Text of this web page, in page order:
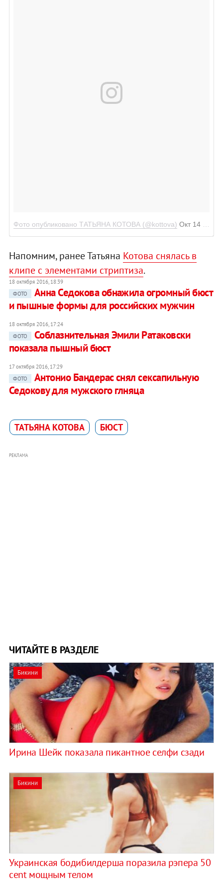
Фото опубликовано ТАТЬЯНА КОТОВА (@kottova) Окт 14 2016 в 1:41 PDT
Напомним, ранее Татьяна Котова снялась в
клипе с элементами стриптиза.
18 октября 2016, 18:39
ФОТО
Анна Седокова обнажила огромный бюст
и пышные формы для российских мужчин
18 октября 2016, 17:24
ФОТО
Соблазнительная Эмили Ратаковски
показала пышный бюст
17 октября 2016, 17:29
ФОТО
Антонио Бандерас снял сексапильную
Седокову для мужского глняца
ТАТЬЯНА КОТОВА БЮСТ
РЕКЛАМА
ЧИТАЙТЕ В РАЗДЕЛЕ
Бикини
Ирина Шейк показала пикантное селфи сзади
Бикини
Украинская бодибилдерша поразила рэпера 50
cent мощным телом